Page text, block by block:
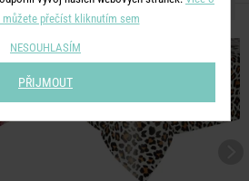
přečíst kliknutím sem
NESOUHLASÍM
PŘIJMOUT